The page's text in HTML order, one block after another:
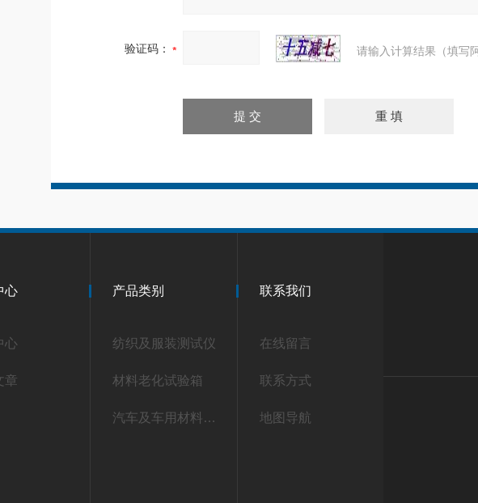
验证码： 请输入计算结果（填写
心
心
章
产品类别
纺织及服装测试仪
材料老化试验箱
汽车及车用材料测试仪
联系我们
在线留言
联系方式
地图导航